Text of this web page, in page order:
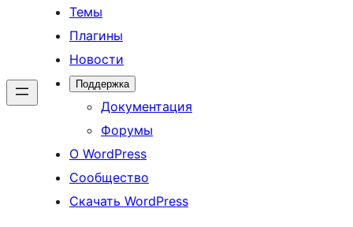
Темы
Плагины
Новости
Поддержка
Документация
Форумы
О WordPress
Сообщество
Скачать WordPress